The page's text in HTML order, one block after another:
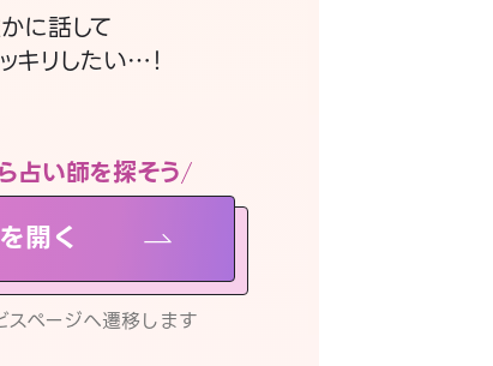
に話して
キリしたい…！
占い師を探そう
開く
ページへ遷移します